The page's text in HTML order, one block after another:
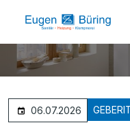
06.07.2026